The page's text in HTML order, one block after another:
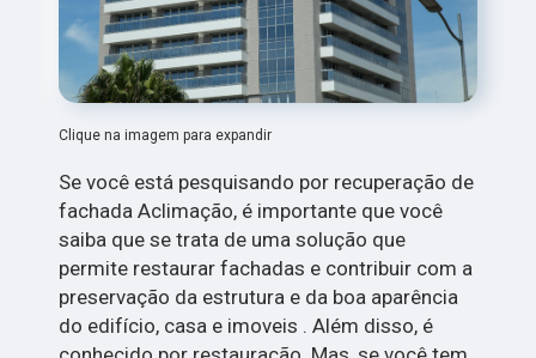
Clique na imagem para expandir
Se você está pesquisando por recuperação de
fachada Aclimação, é importante que você
saiba que se trata de uma solução que
permite restaurar fachadas e contribuir com a
preservação da estrutura e da boa aparência
do edifício, casa e imoveis . Além disso, é